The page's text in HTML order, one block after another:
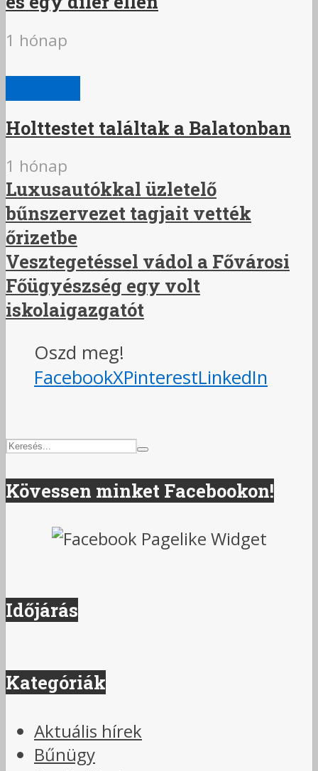
1 hónap
Holttestet találtak a Balatonban
1 hónap
Luxusautókkal üzletelő
bűnszervezet tagjait vették
őrizetbe
Vesztegetéssel vádol a Fővárosi
Főügyészség egy volt
iskolaigazgatót
Oszd meg!
FacebookXPinterestLinkedIn
Kövessen minket Facebookon!
Időjárás
Kategóriák
Aktuális hírek
Bűnügy